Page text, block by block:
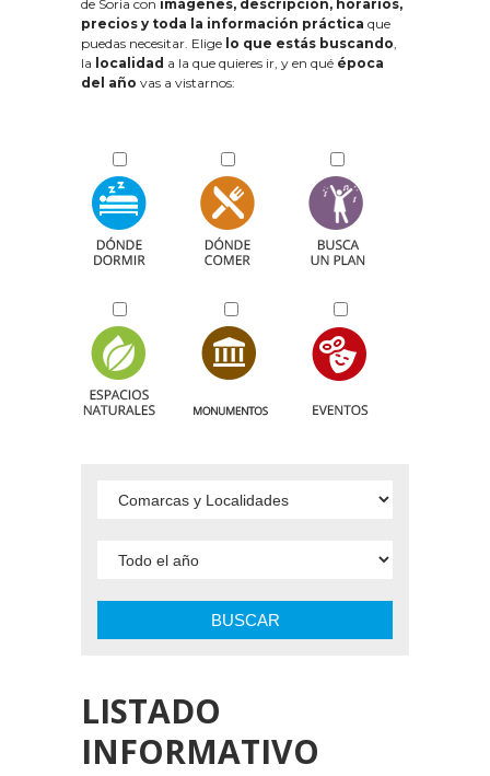
de Soria con imágenes, descripción, horarios,
precios y toda la información práctica que
puedas necesitar. Elige lo que estás buscando,
la localidad a la que quieres ir, y en qué época
del año vas a vistarnos:
BUSCAR
LISTADO
INFORMATIVO